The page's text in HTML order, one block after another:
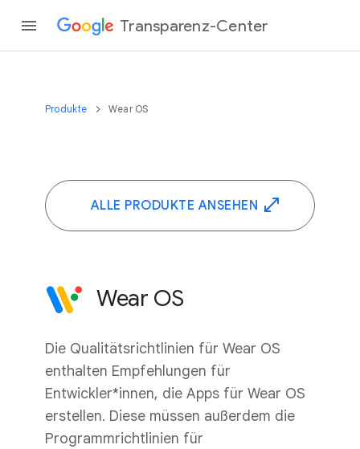
Transparenz-Center
Produkte Wear OS
ALLE PRODUKTE ANSEHEN
Wear OS
Die Qualitätsrichtlinien für Wear OS
enthalten Empfehlungen für
Entwickler*innen, die Apps für Wear OS
erstellen. Diese müssen außerdem die
Programmrichtlinien für